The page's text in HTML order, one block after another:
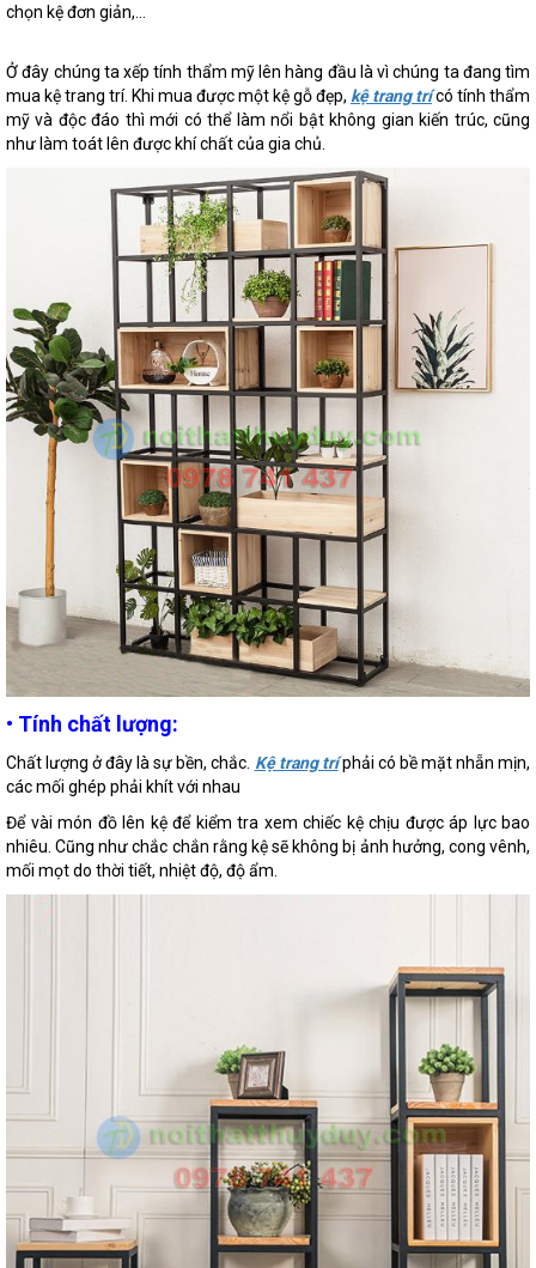
chọn kệ đơn giản,…
Ở đây chúng ta xếp tính thẩm mỹ lên hàng đầu là vì chúng ta đang tìm
mua kệ trang trí. Khi mua được một kệ gỗ đẹp, kệ trang trícó tính thẩm
mỹ và độc đáo thì mới có thể làm nổi bật không gian kiến trúc, cũng
như làm toát lên được khí chất của gia chủ.
• Tính chất lượng:
Chất lượng ở đây là sự bền, chắc. Kệ trang tríphải có bề mặt nhẵn mịn,
các mối ghép phải khít với nhau
Để vài món đồ lên kệ để kiểm tra xem chiếc kệ chịu được áp lực bao
nhiêu. Cũng như chắc chắn rằng kệ sẽ không bị ảnh hưởng, cong vênh,
mối mọt do thời tiết, nhiệt độ, độ ẩm.